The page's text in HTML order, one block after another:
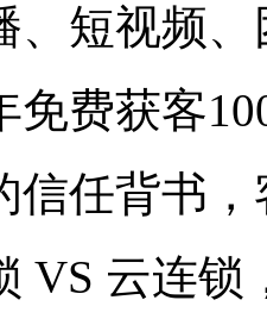
、短视频
免费获客
信任背书
VS 云连